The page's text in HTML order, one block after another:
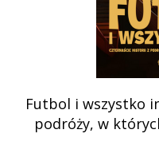
Futbol i wszystko
podróży, w